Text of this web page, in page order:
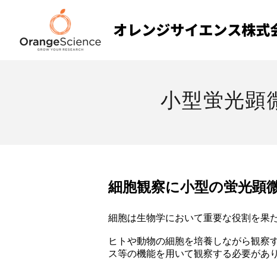
小型蛍光顕
細胞観察に小型の蛍光顕
細胞は生物学において重要な役割を果
ヒトや動物の細胞を培養しながら観察
ス等の機能を用いて観察する必要があ